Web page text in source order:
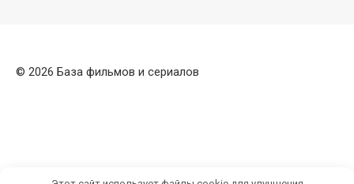
© 2026 База фильмов и сериалов